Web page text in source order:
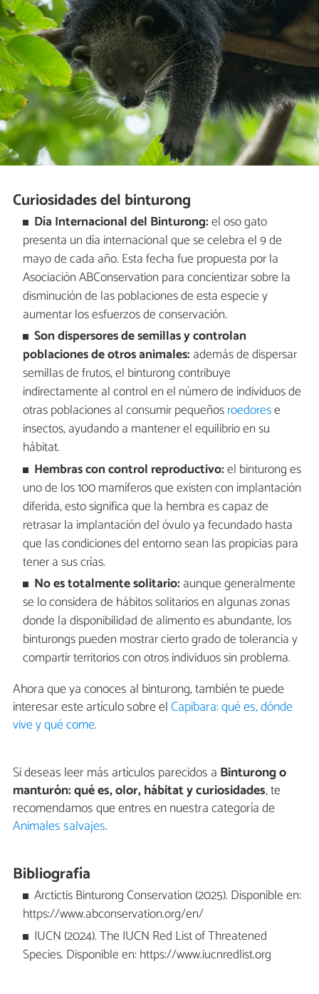
Curiosidades del binturong
Día Internacional del Binturong:el oso gato
presenta un día internacional que se celebra el 9 de
mayo de cada año. Esta fecha fue propuesta por la
Asociación ABConservation para concientizar sobre la
disminución de las poblaciones de esta especie y
aumentar los esfuerzos de conservación.
Son dispersores de semillas y controlan
poblaciones de otros animales: además de dispersar
semillas de frutos, el binturong contribuye
indirectamente al control en el número de individuos de
otras poblaciones al consumir pequeñosroedorese
insectos, ayudando a mantener el equilibrio en su
hábitat.
Hembras con control reproductivo:el binturong es
uno de los 100 mamíferos que existen con implantación
diferida, esto significa que la hembra es capaz de
retrasar la implantación del óvulo ya fecundado hasta
que las condiciones del entorno sean las propicias para
tener a sus crías.
No es totalmente solitario: aunque generalmente
se lo considera de hábitos solitarios en algunas zonas
donde la disponibilidad de alimento es abundante, los
binturongs pueden mostrar cierto grado de tolerancia y
compartir territorios con otros individuos sin problema.
Ahora que ya conoces al binturong, también te puede
interesar este artículo sobre elCapibara: qué es, dónde
vive y qué come.
Si deseas leer más artículos parecidos a Binturong o
manturón: qué es, olor, hábitat y curiosidades, te
recomendamos que entres en nuestra categoría de
Animales salvajes.
Bibliografía
Arctictis Binturong Conservation (2025). Disponible en:
https://www.abconservation.org/en/
IUCN (2024). The IUCN Red List of Threatened
Species. Disponible en: https://www.iucnredlist.org